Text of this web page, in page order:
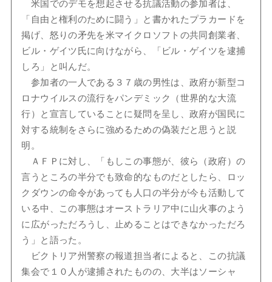
米国でのデモを想起させる抗議活動の参加者は、
「自由と権利のために闘う」と書かれたプラカードを
掲げ、怒りの矛先を米マイクロソフトの共同創業者、
ビル・ゲイツ氏に向けながら、「ビル・ゲイツを逮捕
しろ」と叫んだ。
参加者の一人である３７歳の男性は、政府が新型コ
ロナウイルスの流行をパンデミック（世界的な大流
行）と宣言していることに疑問を呈し、政府が国民に
対する統制をさらに強めるための偽装だと思うと説
明。
ＡＦＰに対し、「もしこの事態が、彼ら（政府）の
言うところの半分でも致命的なものだとしたら、ロッ
クダウンの命令があっても人口の半分が今も活動して
いる中、この事態はオーストラリア中に山火事のよう
に広がっただろうし、止めることはできなかっただろ
う」と語った。
ビクトリア州警察の報道担当者によると、この抗議
集会で１０人が逮捕されたものの、大半はソーシャ